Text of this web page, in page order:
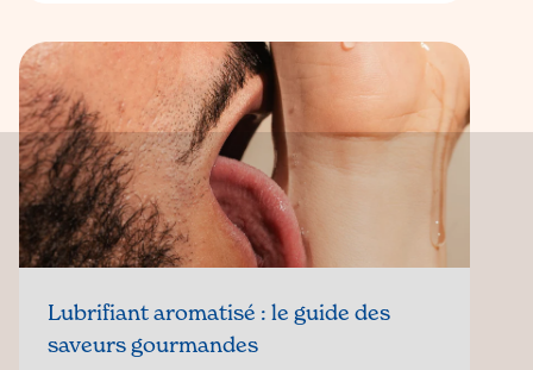
Lubrifiant aromatisé : le guide des
saveurs gourmandes